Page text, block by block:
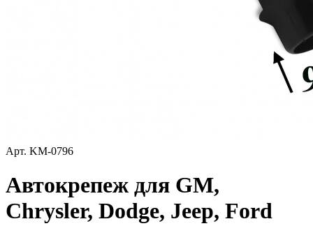
Арт. KM-0796
Автокрепеж для GM,
Chrysler, Dodge, Jeep, Ford